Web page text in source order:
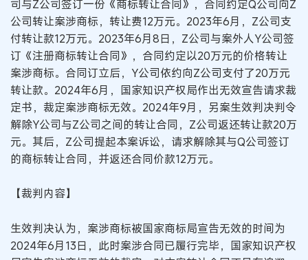
司与Z公司签订一份《商标转让合同》，合同约定Q公司向Z
公司转让案涉商标，转让费12万元。2023年6月，Z公司支
付转让款12万元。2023年6月8日，Z公司与案外人Y公司签
订《注册商标转让合同》，合同约定以20万元的价格转让
案涉商标。合同订立后，Y公司依约向Z公司支付了20万元
转让款。2024年6月，国家知识产权局作出无效宣告请求裁
定书，裁定案涉商标无效。2024年9月，另案生效判决判令
解除Y公司与Z公司之间的转让合同，Z公司返还转让款20万
元。其后，Z公司提起本案诉讼，请求解除其与Q公司签订
的商标转让合同，并返还合同价款12万元。
【裁判内容】
生效判决认为，案涉商标被国家商标局宣告无效的时间为
2024年6月13日，此时案涉合同已履行完毕，国家知识产权